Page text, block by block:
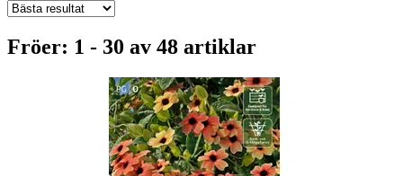
Fröer: 1 - 30 av 48 artiklar